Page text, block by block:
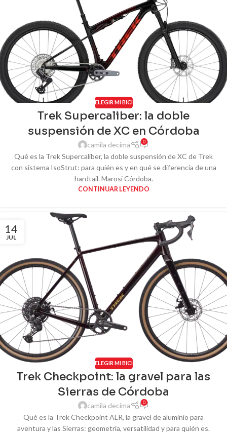
ELEGIR MI BICI
Trek Supercaliber: la doble
suspensión de XC en Córdoba
camila decima 0
Qué es la Trek Supercaliber, la doble suspensión de XC de Trek
con sistema IsoStrut: para quién es y en qué se diferencia de una
hardtail. Marosi Córdoba.
CONTINUAR LEYENDO
14
JUL
ELEGIR MI BICI
Trek Checkpoint: la gravel para las
Sierras de Córdoba
camila decima 0
Qué es la Trek Checkpoint ALR, la gravel de aluminio para
aventura y las Sierras: geometría, versatilidad y para quién es.